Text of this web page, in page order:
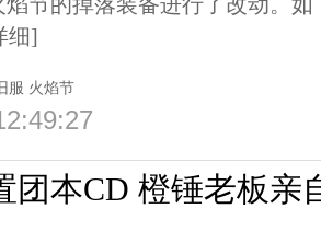
细]
服 火焰节
团本CD 橙锤老板亲